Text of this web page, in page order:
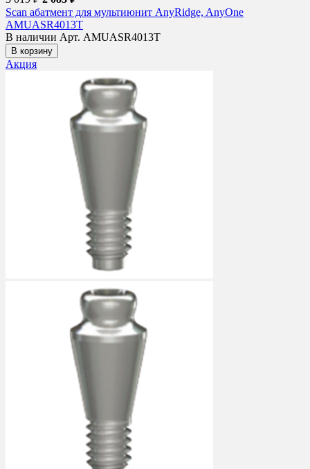
Scan абатмент для мультиюнит AnyRidge, AnyOne
AMUASR4013T
В наличии Арт. AMUASR4013T
В корзину
Акция